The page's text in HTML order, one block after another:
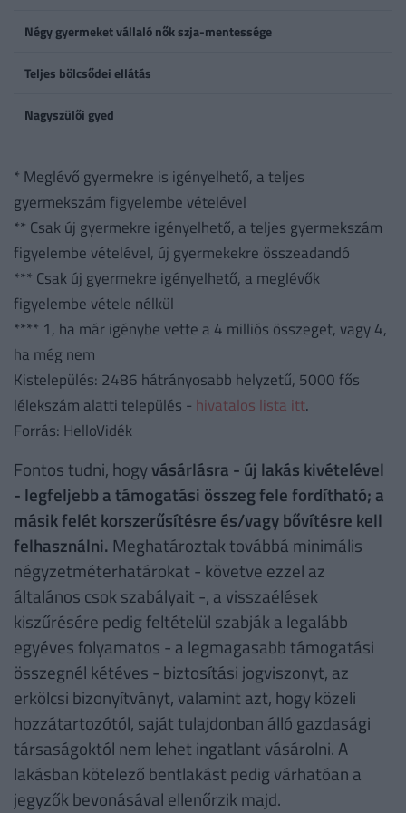
Négy gyermeket vállaló nők szja-mentessége
Teljes bölcsődei ellátás
Nagyszülői gyed
* Meglévő gyermekre is igényelhető, a teljes
gyermekszám figyelembe vételével
** Csak új gyermekre igényelhető, a teljes gyermekszám
figyelembe vételével, új gyermekekre összeadandó
*** Csak új gyermekre igényelhető, a meglévők
figyelembe vétele nélkül
**** 1, ha már igénybe vette a 4 milliós összeget, vagy 4,
ha még nem
Kistelepülés: 2486 hátrányosabb helyzetű, 5000 fős
lélekszám alatti település - hivatalos lista itt.
Forrás: HelloVidék
Fontos tudni, hogyvásárlásra - új lakás kivételével
- legfeljebb a támogatási összeg fele fordítható; a
másik felét korszerűsítésre és/vagy bővítésre kell
felhasználni. Meghatároztak továbbá minimális
négyzetméterhatárokat - követve ezzel az
általános csok szabályait -, a visszaélések
kiszűrésére pedig feltételül szabják a legalább
egyéves folyamatos - a legmagasabb támogatási
összegnél kétéves - biztosítási jogviszonyt, az
erkölcsi bizonyítványt, valamint azt, hogy közeli
hozzátartozótól, saját tulajdonban álló gazdasági
társaságoktól nem lehet ingatlant vásárolni. A
lakásban kötelező bentlakást pedig várhatóan a
jegyzők bevonásával ellenőrzik majd.